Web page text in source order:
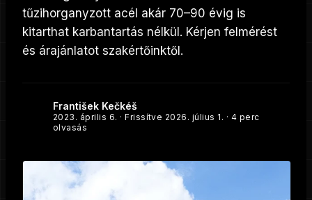
tűzihorganyzott acél akár 70–90 évig is
kitarthat karbantartás nélkül. Kérjen felmérést
és árajánlatot szakértőinktől.
František Kečkéš
2023. április 6. · Frissítve 2026. július 1. · 4 perc
olvasás